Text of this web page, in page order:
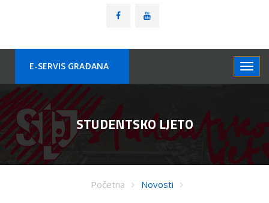
E-SERVIS GRAÐANA
STUDENTSKO LJETO
Početna Novosti